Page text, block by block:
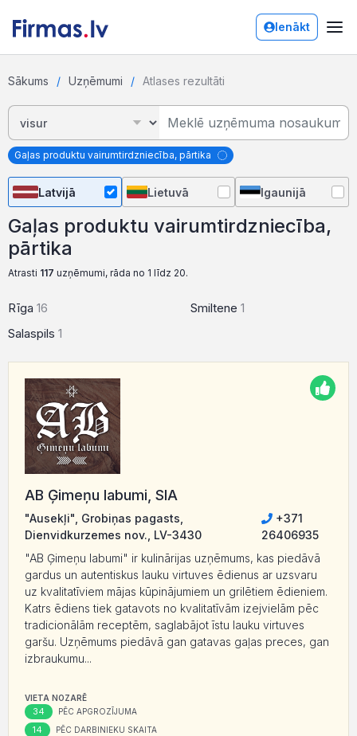
Ienākt
Sākums Uzņēmumi Atlases rezultāti
Gaļas produktu vairumtirdzniecība, pārtika
Latvijā Lietuvā Igaunijā
Gaļas produktu vairumtirdzniecība,
pārtika
Atrasti 117 uzņēmumi, rāda no 1 līdz 20.
Rīga 16
Salaspils 1
Smiltene 1
AB Ģimeņu labumi, SIA
"Ausekļi", Grobiņas pagasts,
Dienvidkurzemes nov., LV-3430
+371
26406935
"AB Ģimeņu labumi" ir kulinārijas uzņēmums, kas piedāvā
gardus un autentiskus lauku virtuves ēdienus ar uzsvaru
uz kvalitatīviem mājas kūpinājumiem un grilētiem ēdieniem.
Katrs ēdiens tiek gatavots no kvalitatīvām izejvielām pēc
tradicionālām receptēm, saglabājot īstu lauku virtuves
garšu. Uzņēmums piedāvā gan gatavas gaļas preces, gan
izbraukumu...
VIETA NOZARĒ
34 PĒC APGROZĪJUMA
14 PĒC DARBINIEKU SKAITA